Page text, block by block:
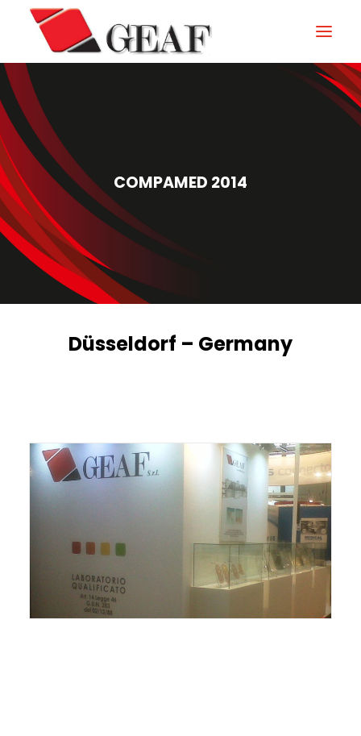
GEAF
UNTERNEHMEN
KNOW-HOW
UNSERE SEKTOREN
KONTAKTIEREN
NEUIGKEITEN UND VERANSTALTUNGEN
DOWNLOAD
ITALIANO
ENGLISH
COMPAMED 2014
Düsseldorf – Germany